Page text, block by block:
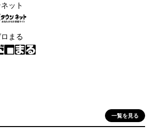
ット
まる
一覧を見る